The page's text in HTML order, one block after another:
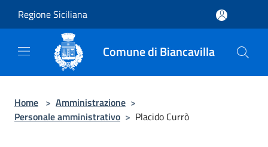
Regione Siciliana
Comune di Biancavilla
Home > Amministrazione >
Personale amministrativo > Placido Currò